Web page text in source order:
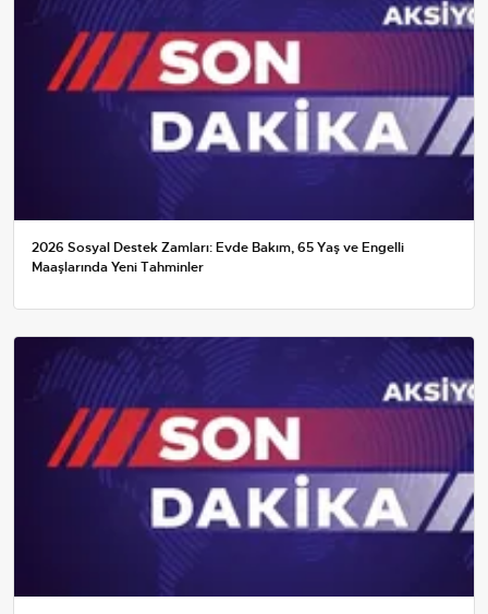
2026 Sosyal Destek Zamları: Evde Bakım, 65 Yaş ve Engelli
Maaşlarında Yeni Tahminler